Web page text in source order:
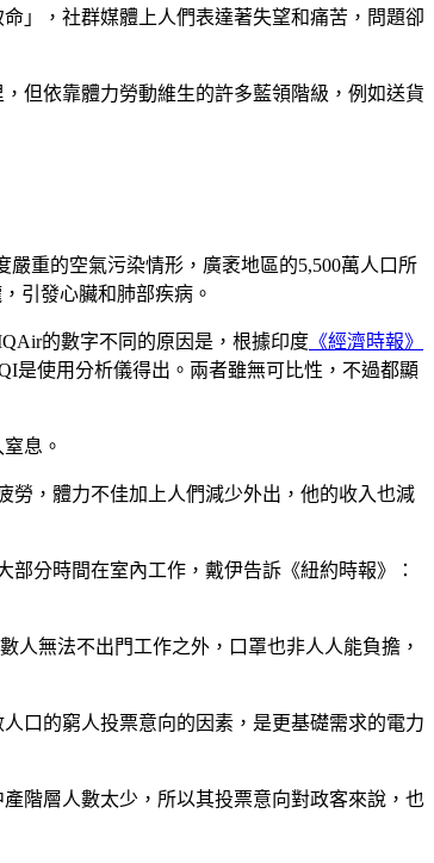
」，社群媒體上人們表達著失望和痛苦，問題卻
但依靠體力勞動維生的許多藍領階級，例如送貨
重的空氣污染情形，廣袤地區的5,500萬人口所
引發心臟和肺部疾病。
的數字不同的原因是，根據印度 《經濟時報》
是使用分析儀得出。兩者雖無可比性，不過都顯
息。
勞，體力不佳加上人們減少外出，他的收入也減
分時間在室內工作，戴伊告訴《紐約時報》：
無法不出門工作之外，口罩也非人人能負擔，
口的窮人投票意向的因素，是更基礎需求的電力
階層人數太少，所以其投票意向對政客來說，也